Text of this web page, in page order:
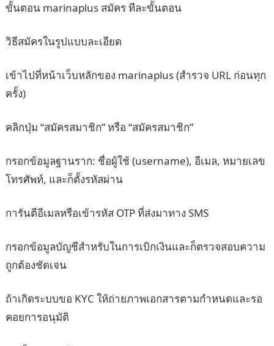
ขั้นตอน marinaplus สมัคร ทีละขั้นตอน
วิธีสมัครในรูปแบบละเอียด
เข้าไปที่หน้าเว็บหลักของ marinaplus (สำรวจ URL ก่อนทุก
ครั้ง)
คลิกปุ่ม “สมัครสมาชิก” หรือ “สมัครสมาชิก”
กรอกข้อมูลฐานราก: ชื่อผู้ใช้ (username), อีเมล, หมายเลข
โทรศัพท์, และก็ตั้งรหัสผ่าน
การันตีอีเมลหรือเข้ารหัส OTP ที่ส่งมาทาง SMS
กรอกข้อมูลบัญชีสำหรับในการเบิกเงินและก็ตรวจสอบความ
ถูกต้องชัดเจน
ถ้าเกิดระบบขอ KYC ให้ถ่ายภาพเอกสารตามกำหนดและรอ
คอยการอนุมัติ